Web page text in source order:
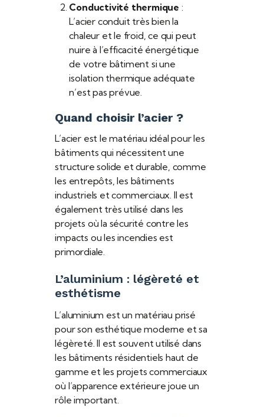
Conductivité thermique :
L’acier conduit très bien la
chaleur et le froid, ce qui peut
nuire à l’efficacité énergétique
de votre bâtiment si une
isolation thermique adéquate
n’est pas prévue.
Quand choisir l’acier ?
L’acier est le matériau idéal pour les
bâtiments qui nécessitent une
structure solide et durable, comme
les entrepôts, les bâtiments
industriels et commerciaux. Il est
également très utilisé dans les
projets où la sécurité contre les
impacts ou les incendies est
primordiale.
L’aluminium : légèreté et
esthétisme
L’aluminium est un matériau prisé
pour son esthétique moderne et sa
légèreté. Il est souvent utilisé dans
les bâtiments résidentiels haut de
gamme et les projets commerciaux
où l’apparence extérieure joue un
rôle important.